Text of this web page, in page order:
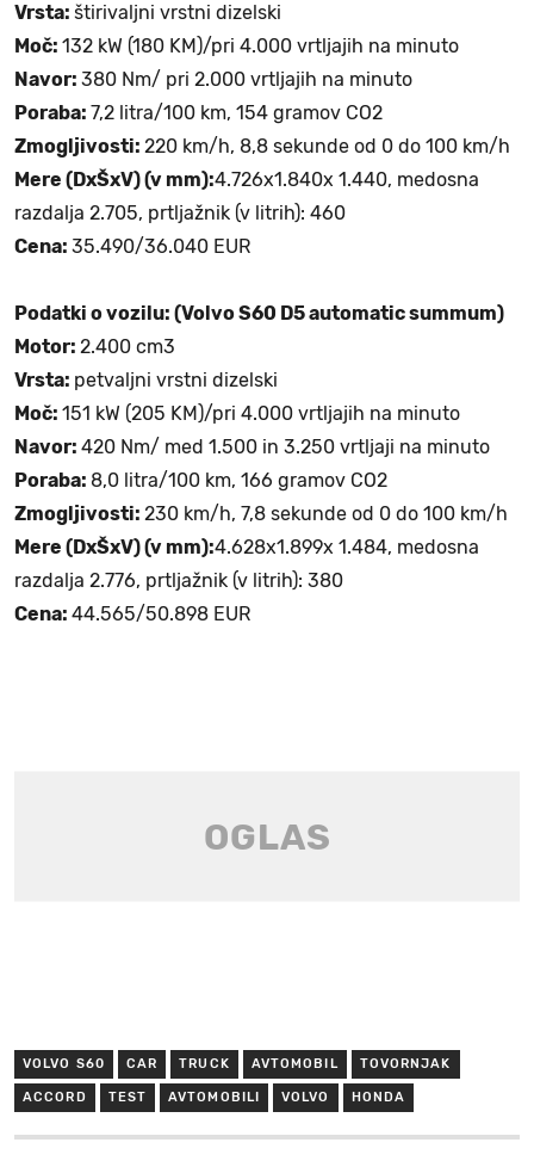
Vrsta: štirivaljni vrstni dizelski
Moč: 132 kW (180 KM)/pri 4.000 vrtljajih na minuto
Navor: 380 Nm/ pri 2.000 vrtljajih na minuto
Poraba: 7,2 litra/100 km, 154 gramov CO2
Zmogljivosti: 220 km/h, 8,8 sekunde od 0 do 100 km/h
Mere (DxŠxV) (v mm):4.726x1.840x 1.440, medosna
razdalja 2.705, prtljažnik (v litrih): 460
Cena: 35.490/36.040 EUR
Podatki o vozilu: (Volvo S60 D5 automatic summum)
Motor: 2.400 cm3
Vrsta: petvaljni vrstni dizelski
Moč: 151 kW (205 KM)/pri 4.000 vrtljajih na minuto
Navor: 420 Nm/ med 1.500 in 3.250 vrtljaji na minuto
Poraba: 8,0 litra/100 km, 166 gramov CO2
Zmogljivosti: 230 km/h, 7,8 sekunde od 0 do 100 km/h
Mere (DxŠxV) (v mm):4.628x1.899x 1.484, medosna
razdalja 2.776, prtljažnik (v litrih): 380
Cena: 44.565/50.898 EUR
VOLVO S60 CAR TRUCK AVTOMOBIL TOVORNJAK
ACCORD TEST AVTOMOBILI VOLVO HONDA